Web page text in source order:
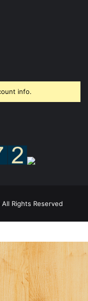
info.
Rights Reserved